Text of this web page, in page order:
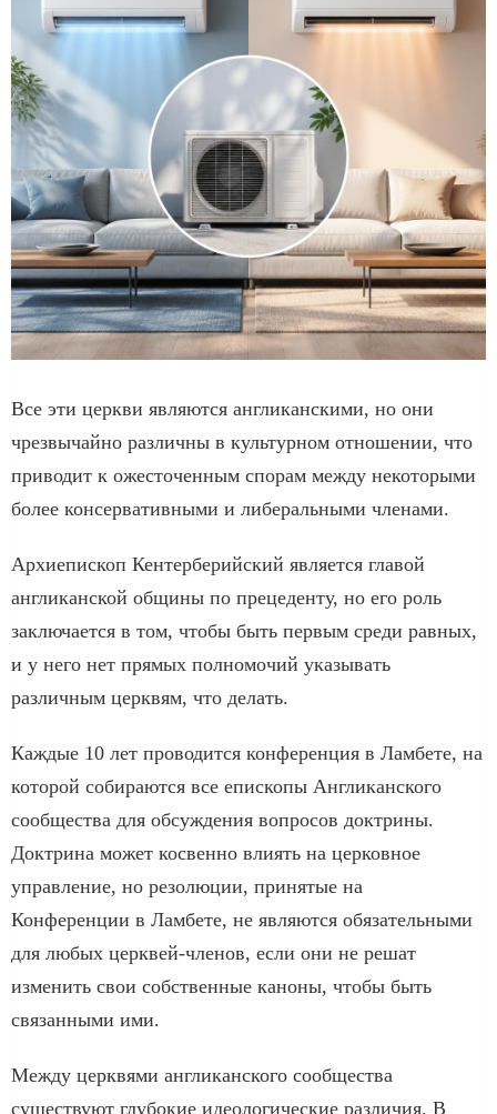
Все эти церкви являются англиканскими, но они
чрезвычайно различны в культурном отношении, что
приводит к ожесточенным спорам между некоторыми
более консервативными и либеральными членами.
Архиепископ Кентерберийский является главой
англиканской общины по прецеденту, но его роль
заключается в том, чтобы быть первым среди равных,
и у него нет прямых полномочий указывать
различным церквям, что делать.
Каждые 10 лет проводится конференция в Ламбете, на
которой собираются все епископы Англиканского
сообщества для обсуждения вопросов доктрины.
Доктрина может косвенно влиять на церковное
управление, но резолюции, принятые на
Конференции в Ламбете, не являются обязательными
для любых церквей-членов, если они не решат
изменить свои собственные каноны, чтобы быть
связанными ими.
Между церквями англиканского сообщества
существуют глубокие идеологические различия. В